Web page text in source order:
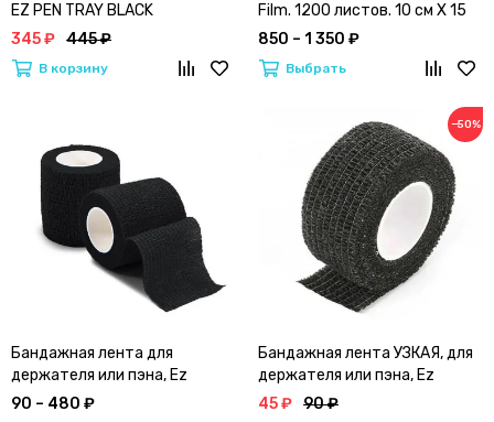
EZ PEN TRAY BLACK
345 ₽ 445 ₽
В корзину
Film. 1200 листов. 10 см Х 15
см | черная
850 – 1 350 ₽
Выбрать
Бандажная лента для
держателя или пэна, Ez
Tattooing
90 – 480 ₽
−50%
Бандажная лента УЗКАЯ, для
держателя или пэна, Ez
Tattooing
45 ₽ 90 ₽